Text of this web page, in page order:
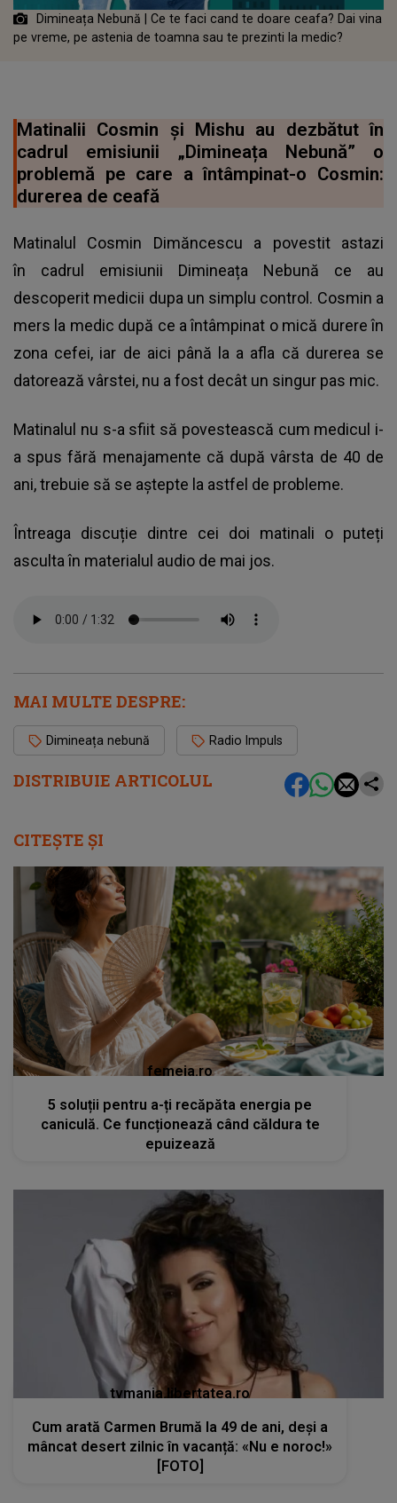
Dimineața Nebună | Ce te faci cand te doare ceafa? Dai vina
pe vreme, pe astenia de toamna sau te prezinti la medic?
DISTRIBUIE ARTICOLUL
Matinalii Cosmin şi Mishu au dezbătut în
cadrul emisiunii „Dimineața Nebună” o
problemă pe care a întâmpinat-o Cosmin:
durerea de ceafă
Matinalul Cosmin Dimăncescu a povestit astazi
în cadrul emisiunii Dimineața Nebună ce au
descoperit medicii dupa un simplu control. Cosmin a
mers la medic după ce a întâmpinat o mică durere în
zona cefei, iar de aici până la a afla că durerea se
datorează vârstei, nu a fost decât un singur pas mic.
Matinalul nu s-a sfiit să povestească cum medicul i-
a spus fără menajamente că după vârsta de 40 de
ani, trebuie să se aștepte la astfel de probleme.
Întreaga discuție dintre cei doi matinali o puteți
asculta în materialul audio de mai jos.
MAI MULTE DESPRE:
Dimineața nebună Radio Impuls
CITEȘTE ȘI
femeia.ro
5 soluții pentru a-ți recăpăta energia pe
caniculă. Ce funcționează când căldura te
epuizează
tvmania.libertatea.ro
Cum arată Carmen Brumă la 49 de ani, deși a
mâncat desert zilnic în vacanță: «Nu e noroc!»
[FOTO]